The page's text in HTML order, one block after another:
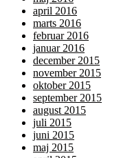
april 2016
marts 2016
februar 2016
januar 2016
december 2015
november 2015
oktober 2015
september 2015
august 2015
juli 2015
juni 2015
maj 2015